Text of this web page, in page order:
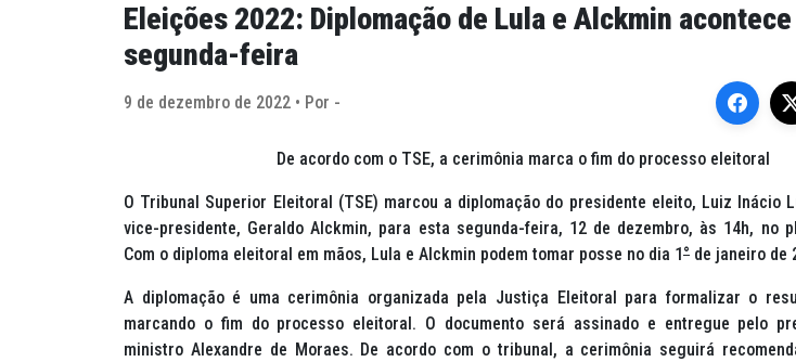
Eleições 2022: Diplomação de Lula e Alckmin
segunda-feira
9 de dezembro de 2022 • Por -
De acordo com o TSE, a cerimônia marca o fim do processo eleitoral
O Tribunal Superior Eleitoral (TSE) marcou a diplomação do presidente eleito, Luiz Inácio
vice-presidente, Geraldo Alckmin, para esta segunda-feira, 12 de dezembro, às 14h, no
Com o diploma eleitoral em mãos, Lula e Alckmin podem tomar posse no dia 1° de janeiro de
A diplomação é uma cerimônia organizada pela Justiça Eleitoral para formalizar o
marcando o fim do processo eleitoral. O documento será assinado e entregue pelo
ministro Alexandre de Moraes. De acordo com o tribunal, a cerimônia seguirá